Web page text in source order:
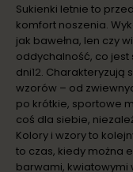
Sukienki letnie to
komfort noszenia.
jak bawełna, len czy
oddychalność, co
dni12. Charakteryzują
wzorów – od
po krótkie, sportowe
coś dla siebie,
Kolory i wzory to
to czas, kiedy można
barwami, kwiatowymi